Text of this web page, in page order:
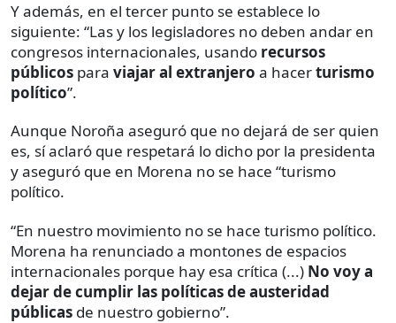
Y además, en el tercer punto se establece lo
siguiente: “Las y los legisladores no deben andar en
congresos internacionales, usando recursos
públicos para viajar al extranjero a hacerturismo
político”.
Aunque Noroña aseguró que no dejará de ser quien
es, sí aclaró que respetará lo dicho por la presidenta
y aseguró que en Morena no se hace “turismo
político.
“En nuestro movimiento no se hace turismo político.
Morena ha renunciado a montones de espacios
internacionales porque hay esa crítica (...) No voy a
dejar de cumplir las políticas de austeridad
públicas de nuestro gobierno”.